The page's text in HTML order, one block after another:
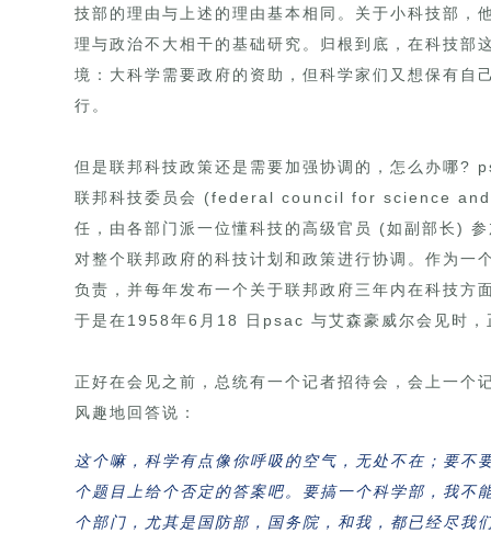
技部的理由与上述的理由基本相同。关于小科技部
理与政治不大相干的基础研究。归根到底，在科技部
境：大科学需要政府的资助，但科学家们又想保有自
行。
但是联邦科技政策还是需要加强协调的，怎么办哪?
联邦科技委员会 (federal council for science
任，由各部门派一位懂科技的高级官员 (如副部长)
对整个联邦政府的科技计划和政策进行协调。作为一
负责，并每年发布一个关于联邦政府三年内在科技
于是在1958年6月18 日psac 与艾森豪威尔会见时，
正好在会见之前，总统有一个记者招待会，会上一个
风趣地回答说：
这个嘛，科学有点像你呼吸的空气，无处不在；要不
个题目上给个否定的答案吧。要搞一个科学部，我
个部门，尤其是国防部，国务院，和我，都已经尽我